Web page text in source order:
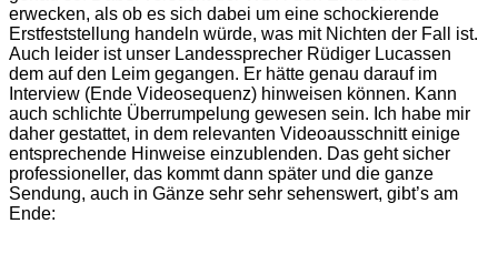
erwecken, als ob es sich dabei um eine schockierende
Erstfeststellung handeln würde, was mit Nichten der Fall ist.
Auch leider ist unser Landessprecher Rüdiger Lucassen
dem auf den Leim gegangen. Er hätte genau darauf im
Interview (Ende Videosequenz) hinweisen können. Kann
auch schlichte Überrumpelung gewesen sein. Ich habe mir
daher gestattet, in dem relevanten Videoausschnitt einige
entsprechende Hinweise einzublenden. Das geht sicher
professioneller, das kommt dann später und die ganze
Sendung, auch in Gänze sehr sehr sehenswert, gibt’s am
Ende: